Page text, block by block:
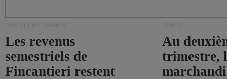
Les revenus
semestriels de
Fincantieri restent
Au
trimestre,